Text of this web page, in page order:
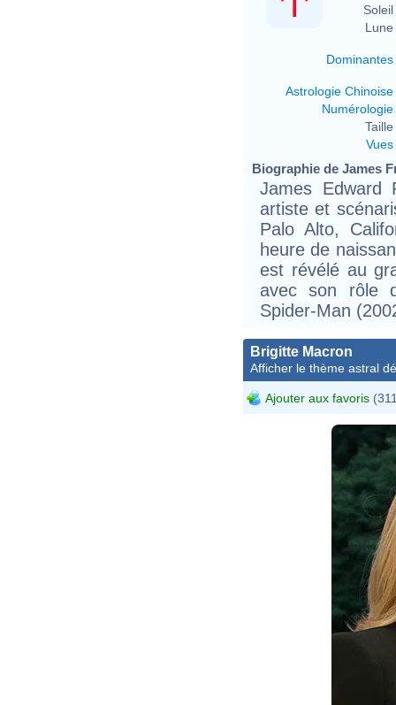
Soleil
Lune
Dominantes
Astrologie Chinoise
Numérologie
Taille
Vues
Biographie de James
James Edward
artiste et
Palo Alto,
heure de
est révélé au
avec son rôle
Spider-Man
Brigitte Macron
Afficher le thème astral
Ajouter aux favoris